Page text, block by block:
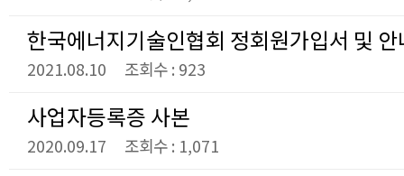
한국에너지기술인협회 정회원가입서 및
2021.08.10 조회수 : 923
사업자등록증 사본
2020.09.17 조회수 : 1,071